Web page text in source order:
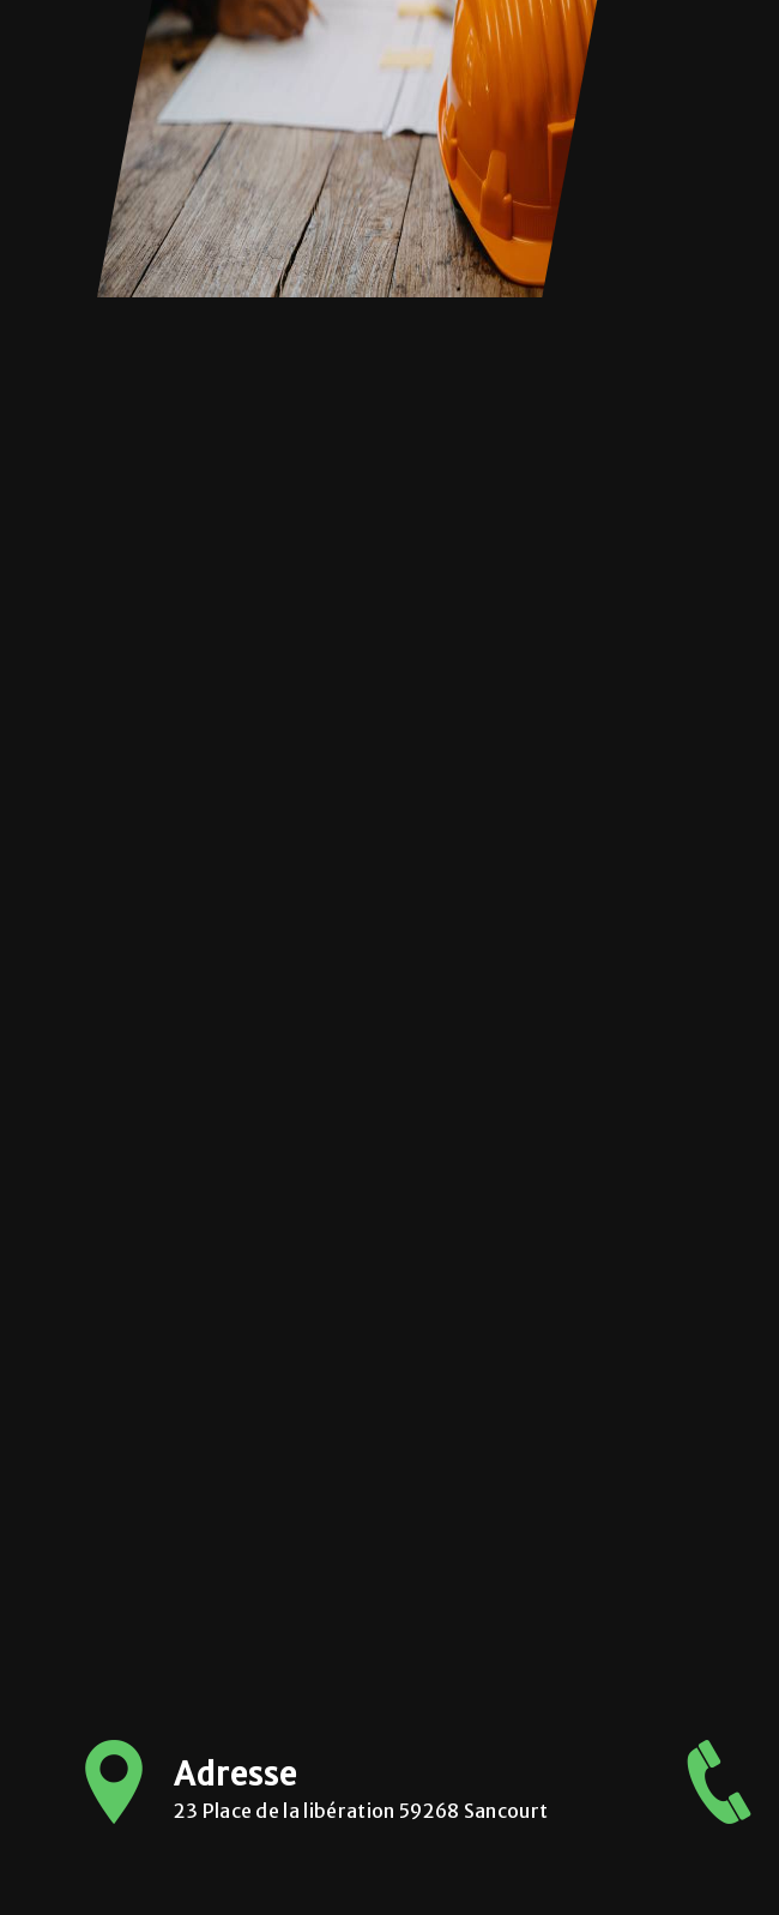
Adresse
23 Place de la libération 59268 Sancourt